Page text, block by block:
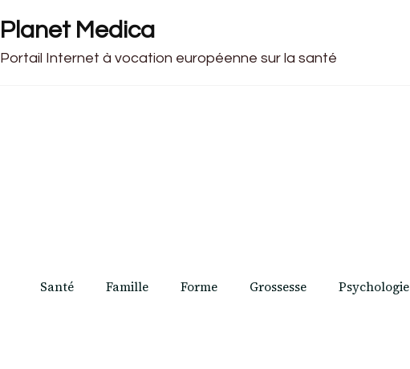
Planet Medica
Portail Internet à vocation européenne sur la santé
Santé Famille Forme Grossesse Psychologie